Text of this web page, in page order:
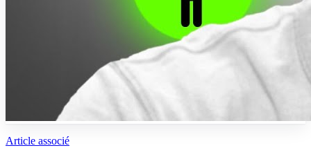
Article associé